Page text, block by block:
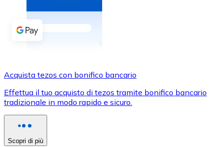
Acquista con contanti
Bonifico SEPA
Usa le carte Visa e Mastercard per acquistare
Acquista con carta
Acquista tezos con bonifico bancario
Effettua il tuo acquisto di tezos tramite bonifico bancario
tradizionale in modo rapido e sicuro.
Scopri di più